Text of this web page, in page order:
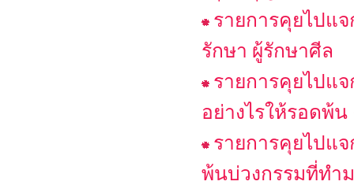
รายการคุยไปแ
รักษา ผู้รักษาศีล
รายการคุยไปแ
อย่างไรให้รอดพ้
รายการคุยไปแ
พ้นบ่วงกรรมที่ทำ